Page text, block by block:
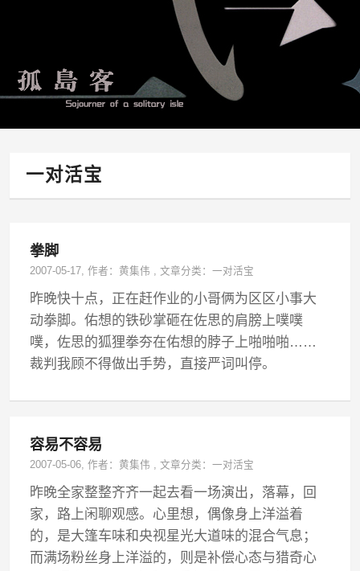
一对活宝
拳脚
2007-05-17, 作者：黄集伟 ,文章分类：一对活宝
昨晚快十点，正在赶作业的小哥俩为区区小事大
动拳脚。佑想的铁砂掌砸在佐思的肩膀上噗噗
噗，佐思的狐狸拳夯在佑想的脖子上啪啪啪……
裁判我顾不得做出手势，直接严词叫停。
容易不容易
2007-05-06, 作者：黄集伟 ,文章分类：一对活宝
昨晚全家整整齐齐一起去看一场演出，落幕，回
家，路上闲聊观感。心里想，偶像身上洋溢着
的，是大篷车味和央视星光大道味的混合气息；
而满场粉丝身上洋溢的，则是补偿心态与猎奇心